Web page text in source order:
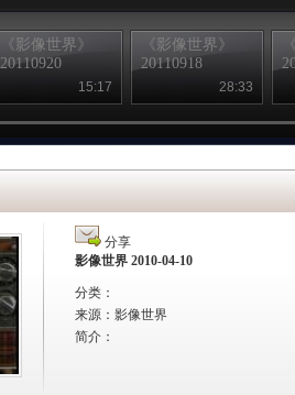
《影像世界》
20110920
15:17
《影像世界》
20110918
28:33
分享
影像世界 2010-04-10
分类：
来源： 影像世界
简介：